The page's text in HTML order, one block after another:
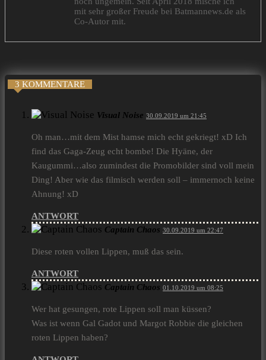
mit sehr großer Freude bei Batmannews.de als
Co-Autor mit.
3 KOMMENTARE
Visual Noise 30.09.2019 um 21:45
Oh man…mit dem Mist hamse mich echt gekriegt! xD Ich
find das Gaga-Zeug echt bombe! Die Hyäne, der
Kaugummi…also zumindest die Promobilder sind voll mein
Ding! Aber wie das filmisch werden soll – immernoch keine
Ahnung! xD
ANTWORT
Captain Chaos 30.09.2019 um 22:47
Diese roten vollen Lippen, muß das sein.
ANTWORT
Captain Chaos 01.10.2019 um 08:25
Wer hat gesungen, rote Lippen soll man küssen?
Was ist wenn Gal Gadot und Margot Robbie die gleichen
roten Lippen haben?